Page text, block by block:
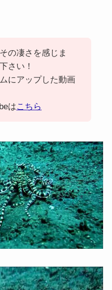
の凄さを感じま
さい！
にアップした動画
はこちら